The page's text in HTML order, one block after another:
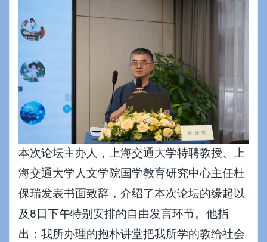
本次论坛主办人，上海交通大学特聘教授、上
海交通大学人文学院国学教育研究中心主任杜
保瑞发表书面致辞，介绍了本次论坛的缘起以
及8日下午特别安排的自由发言环节。他指
出：我所办理的抱朴讲堂把我所学的教给社会